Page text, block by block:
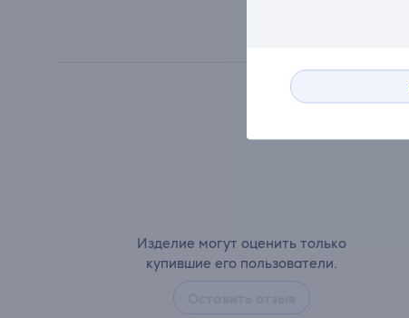
Изделие могут оценить только
купившие его пользователи.